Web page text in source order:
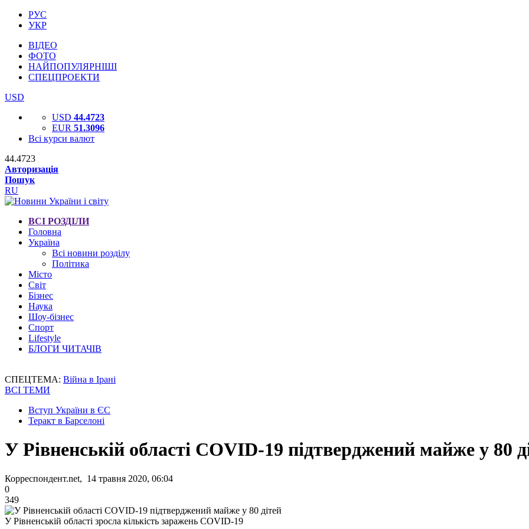
РУС
УКР
ВІДЕО
ФОТО
НАЙПОПУЛЯРНІШІ
СПЕЦПРОЕКТИ
USD
USD 44.4723
EUR 51.3096
Всі курси валют
44.4723
Авторизація
Пошук
RU
ВСІ РОЗДІЛИ
Головна
Україна
Всі новини розділу
Політика
Місто
Світ
Бізнес
Наука
Шоу-бізнес
Спорт
Lifestyle
БЛОГИ ЧИТАЧІВ
СПЕЦТЕМА: Війна в Ірані
ВСІ ТЕМИ
Вступ України в ЄС
Теракт в Барселоні
У Рівненській області COVID-19 підтверджений майже у 80
Корреспондент.net, 14 травня 2020, 06:04
0
349
У Рівненській області зросла кількість заражень COVID-19